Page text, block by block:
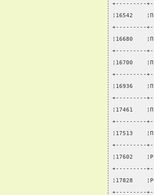
+---------
¦16542
+---------
¦16680
+---------
¦16700
+---------
¦16936
+---------
¦17461
+---------
¦17513
+---------
¦17602
+---------
¦17828
+---------